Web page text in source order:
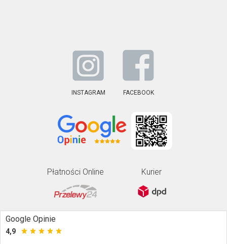
INSTAGRAM FACEBOOK
Płatności Online Kurier
Google Opinie
4,9